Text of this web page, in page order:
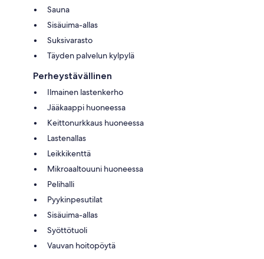
Sauna
Sisäuima-allas
Suksivarasto
Täyden palvelun kylpylä
Perheystävällinen
Ilmainen lastenkerho
Jääkaappi huoneessa
Keittonurkkaus huoneessa
Lastenallas
Leikkikenttä
Mikroaaltouuni huoneessa
Pelihalli
Pyykinpesutilat
Sisäuima-allas
Syöttötuoli
Vauvan hoitopöytä